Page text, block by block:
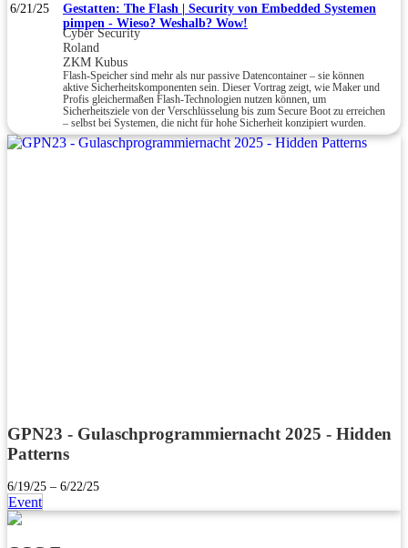
6/21/25
Gestatten: The Flash | Security von Embedded Systemen
pimpen - Wieso? Weshalb? Wow!
Cyber Security
Roland
ZKM Kubus
Flash-Speicher sind mehr als nur passive Datencontainer – sie können
aktive Sicherheitskomponenten sein. Dieser Vortrag zeigt, wie Maker und
Profis gleichermaßen Flash-Technologien nutzen können, um
Sicherheitsziele von der Verschlüsselung bis zum Secure Boot zu erreichen
– selbst bei Systemen, die nicht für hohe Sicherheit konzipiert wurden.
GPN23 - Gulaschprogrammiernacht 2025 - Hidden
Patterns
6/19/25 – 6/22/25
Event